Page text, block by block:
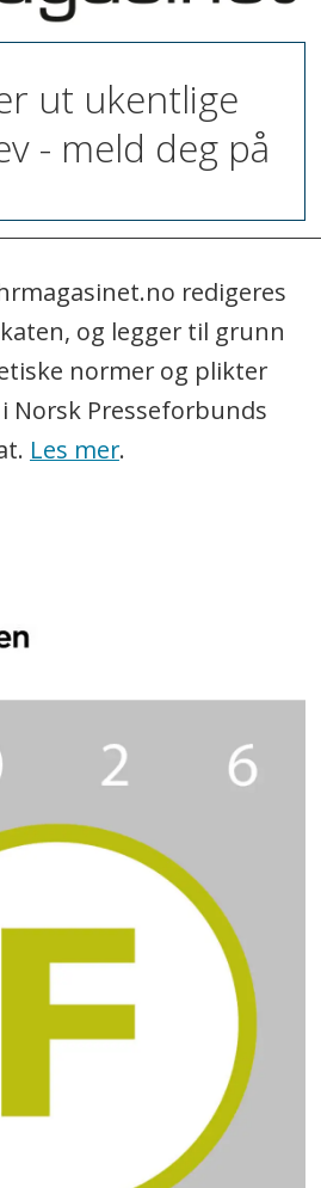
ut ukentlige
- meld deg på
redigeres
og legger til grunn
normer og plikter
Norsk Presseforbunds
Les mer.